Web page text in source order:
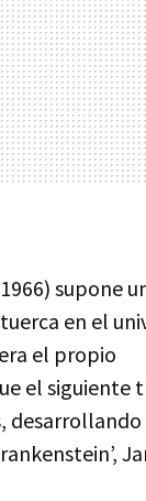
supone
en el
el propio
el siguiente
desarrollando